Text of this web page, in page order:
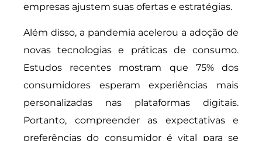
empresas ajustem suas ofertas e estratégias.
Além disso, a pandemia acelerou a adoção de
novas tecnologias e práticas de consumo.
Estudos recentes mostram que 75% dos
consumidores esperam experiências mais
personalizadas nas plataformas digitais.
Portanto, compreender as expectativas e
preferências do consumidor é vital para se